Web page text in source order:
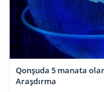
Qonşuda 5 manata
Araşdırma